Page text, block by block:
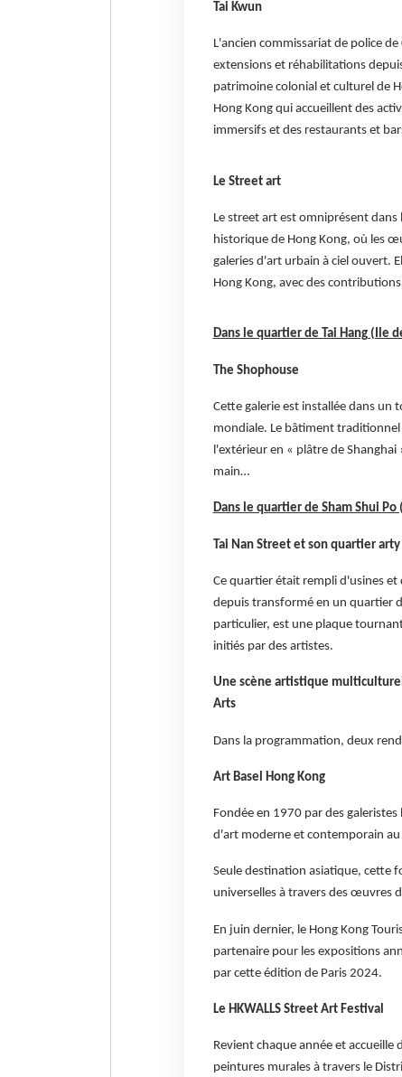
Tai Kwun
L'ancien commissariat de police
extensions et réhabilitations
patrimoine colonial et culturel de
Hong Kong qui accueillent des
immersifs et des restaurants et
Le Street art
Le street art est omniprésent dans
historique de Hong Kong, où les
galeries d'art urbain à ciel ouvert.
Hong Kong, avec des
Dans le quartier de Tai Hang (Ile
The Shophouse
Cette galerie est installée dans un
mondiale. Le bâtiment traditionnel
l'extérieur en « plâtre de
main…
Dans le quartier de Sham Shui Po
Tai Nan Street et son quartier arty
Ce quartier était rempli d'usines
depuis transformé en un quartier
particulier, est une plaque
initiés par des artistes.
Une scène artistique
Arts
Dans la programmation, deux
Art Basel Hong Kong
Fondée en 1970 par des
d'art moderne et contemporain au
Seule destination asiatique, cette
universelles à travers des œuvres
En juin dernier, le Hong Kong
partenaire pour les expositions
par cette édition de Paris 2024.
Le HKWALLS Street Art Festival
Revient chaque année et
peintures murales à travers le